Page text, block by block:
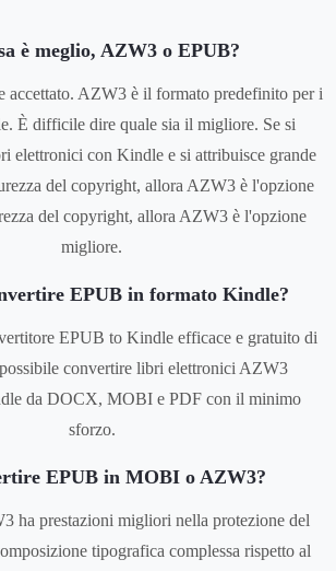
è meglio, AZW3 o EPUB?
accettato. AZW3 è il formato predefinito per i
È difficile dire quale sia il migliore. Se si
elettronici con Kindle e si attribuisce grande
del copyright, allora AZW3 è l'opzione
del copyright, allora AZW3 è l'opzione
migliore.
EPUB in formato Kindle?
EPUB to Kindle efficace e gratuito di
convertire libri elettronici AZW3
da DOCX, MOBI e PDF con il minimo
sforzo.
EPUB in MOBI o AZW3?
ha prestazioni migliori nella protezione del
tipografica complessa rispetto al